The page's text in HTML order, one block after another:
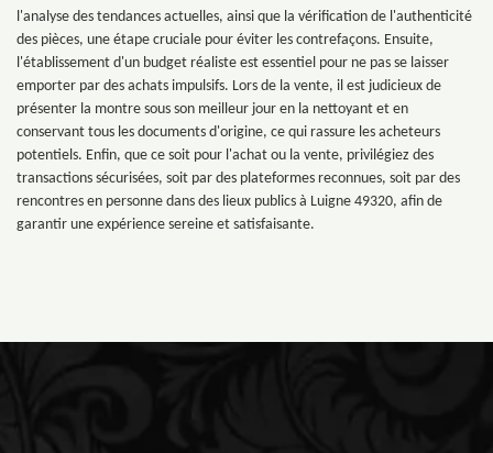
l'analyse des tendances actuelles, ainsi que la vérification de l'authenticité
des pièces, une étape cruciale pour éviter les contrefaçons. Ensuite,
l'établissement d'un budget réaliste est essentiel pour ne pas se laisser
emporter par des achats impulsifs. Lors de la vente, il est judicieux de
présenter la montre sous son meilleur jour en la nettoyant et en
conservant tous les documents d'origine, ce qui rassure les acheteurs
potentiels. Enfin, que ce soit pour l'achat ou la vente, privilégiez des
transactions sécurisées, soit par des plateformes reconnues, soit par des
rencontres en personne dans des lieux publics à Luigne 49320, afin de
garantir une expérience sereine et satisfaisante.